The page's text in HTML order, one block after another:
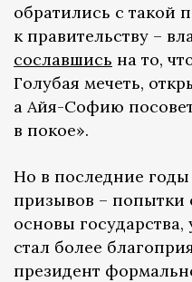
обратились с такой
к правительству –
сославшись на то,
Голубая мечеть,
а Айя-Софию
в покое».
Но в последние
призывов – попытки
основы
стал более
президент